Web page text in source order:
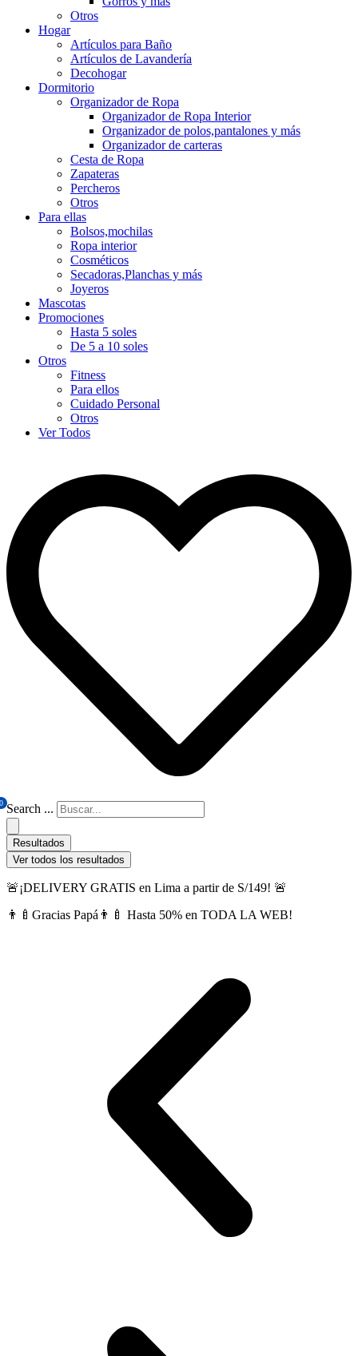
Otros
Hogar
Artículos para Baño
Artículos de Lavandería
Decohogar
Dormitorio
Organizador de Ropa
Organizador de Ropa Interior
Organizador de polos,pantalones y más
Organizador de carteras
Cesta de Ropa
Zapateras
Percheros
Otros
Para ellas
Bolsos,mochilas
Ropa interior
Cosméticos
Secadoras,Planchas y más
Joyeros
Mascotas
Promociones
Hasta 5 soles
De 5 a 10 soles
Otros
Fitness
Para ellos
Cuidado Personal
Otros
Ver Todos
0 Search ...
Resultados
Ver todos los resultados
🚨¡DELIVERY GRATIS en Lima a partir de S/149! 🚨
👨‍🍼Gracias Papá👨‍🍼 Hasta 50% en TODA LA WEB!